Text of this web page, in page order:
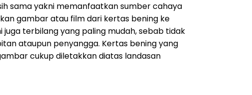
sama yakni memanfaatkan sumber cahaya
gambar atau film dari kertas bening ke
juga terbilang yang paling mudah, sebab tidak
ataupun penyangga. Kertas bening yang
cukup diletakkan diatas landasan